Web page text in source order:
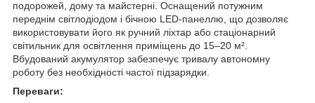
подорожей, дому та майстерні. Оснащений потужним
переднім світлодіодом і бічною LED-панеллю, що дозволяє
використовувати його як ручний ліхтар або стаціонарний
світильник для освітлення приміщень до 15–20 м².
Вбудований акумулятор забезпечує тривалу автономну
роботу без необхідності частої підзарядки.
Переваги: